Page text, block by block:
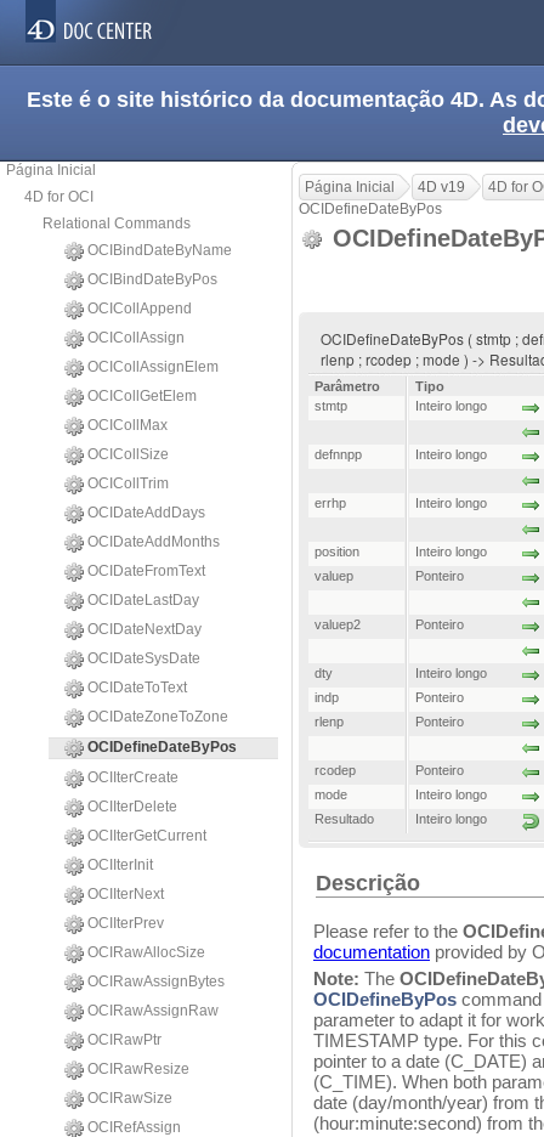
Este é o site histórico da documentação 4D. As
Página Inicial
4D for OCI
Relational Commands
OCIBindDateByName
OCIBindDateByPos
OCICollAppend
OCICollAssign
OCICollAssignElem
OCICollGetElem
OCICollMax
OCICollSize
OCICollTrim
OCIDateAddDays
OCIDateAddMonths
OCIDateFromText
OCIDateLastDay
OCIDateNextDay
OCIDateSysDate
OCIDateToText
OCIDateZoneToZone
OCIDefineDateByPos
OCIIterCreate
OCIIterDelete
OCIIterGetCurrent
OCIIterInit
OCIIterNext
OCIIterPrev
OCIRawAllocSize
OCIRawAssignBytes
OCIRawAssignRaw
OCIRawPtr
OCIRawResize
OCIRawSize
OCIRefAssign
Página Inicial 4D v19
4D for
OCIDefineDateByPos
OCIDefineDateByPos ( stmtp ;
rlenp ; rcodep ; mode ) ->
Parâmetro
Tipo
stmtp
Inteiro longo
defnnpp Inteiro longo
errhp Inteiro longo
position
Inteiro longo
valuep
Ponteiro
valuep2 Ponteiro
dty
Inteiro longo
indp
Ponteiro
rlenp
Ponteiro
rcodep
Ponteiro
mode
Inteiro longo
Resultado
Inteiro longo
Descrição
Please refer to the
documentation provided by
Note: The
OCIDefineByPos
parameter to adapt it for
TIMESTAMP type. For this
pointer to a date (C_DATE)
(C_TIME). When both
date (day/month/year) from
(hour:minute:second) from